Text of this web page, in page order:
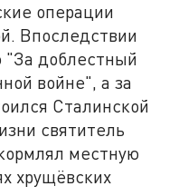
операции
Впоследствии
доблестный
войне", а за
Сталинской
святитель
местную
хрущёвских